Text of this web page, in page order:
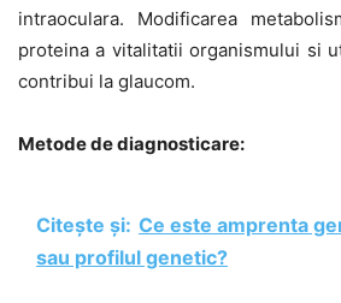
intraoculara. Modificarea
proteina a vitalitatii organismului si
contribui la glaucom.
Metode de diagnosticare:
Citește și: Ce este amprenta
sau profilul genetic?